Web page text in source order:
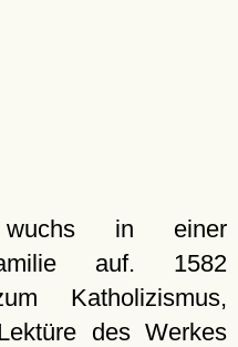
in einer
auf. 1582
Katholizismus,
des Werkes